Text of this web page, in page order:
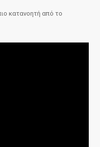
κατανοητή από το